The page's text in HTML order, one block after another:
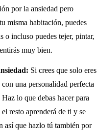
por la ansiedad pero
misma habitación, puedes
o incluso puedes tejer, pintar,
muy bien.
Si crees que solo eres
una personalidad perfecta
lo que debas hacer para
resto aprenderá de ti y se
así que hazlo tú también por